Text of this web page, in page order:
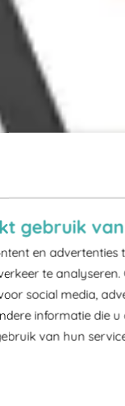
gebruik
en
te
social media,
informatie die
van hun